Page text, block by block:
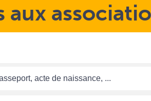
aux